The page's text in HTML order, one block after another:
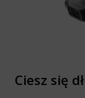
Ciesz się